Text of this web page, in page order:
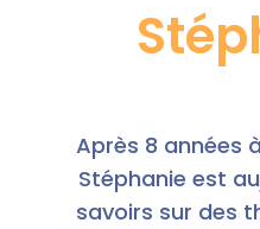
Après 8 années
Stéphanie est
savoirs sur des